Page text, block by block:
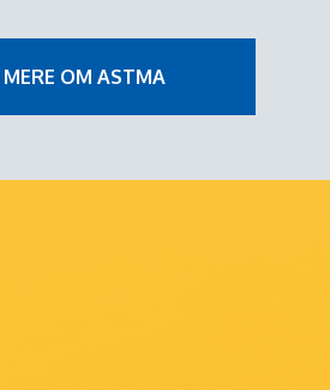
OM ASTMA